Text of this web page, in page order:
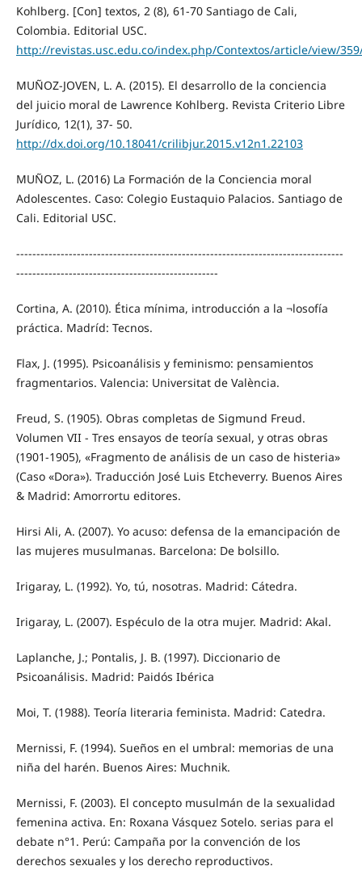
Kohlberg. [Con] textos, 2 (8), 61-70 Santiago de Cali,
Colombia. Editorial USC.
http://revistas.usc.edu.co/index.php/Contextos/article/view/
MUÑOZ-JOVEN, L. A. (2015). El desarrollo de la conciencia
del juicio moral de Lawrence Kohlberg. Revista Criterio Libre
Jurídico, 12(1), 37- 50.
http://dx.doi.org/10.18041/crilibjur.2015.v12n1.22103
MUÑOZ, L. (2016) La Formación de la Conciencia moral
Adolescentes. Caso: Colegio Eustaquio Palacios. Santiago de
Cali. Editorial USC.
---------------------------------------------------------------------------------
--------------------------------------------------
Cortina, A. (2010). Ética mínima, introducción a la ¬losofía
práctica. Madríd: Tecnos.
Flax, J. (1995). Psicoanálisis y feminismo: pensamientos
fragmentarios. Valencia: Universitat de València.
Freud, S. (1905). Obras completas de Sigmund Freud.
Volumen VII - Tres ensayos de teoría sexual, y otras obras
(1901-1905), «Fragmento de análisis de un caso de histeria»
(Caso «Dora»). Traducción José Luis Etcheverry. Buenos Aires
& Madrid: Amorrortu editores.
Hirsi Ali, A. (2007). Yo acuso: defensa de la emancipación de
las mujeres musulmanas. Barcelona: De bolsillo.
Irigaray, L. (1992). Yo, tú, nosotras. Madrid: Cátedra.
Irigaray, L. (2007). Espéculo de la otra mujer. Madrid: Akal.
Laplanche, J.; Pontalis, J. B. (1997). Diccionario de
Psicoanálisis. Madrid: Paidós Ibérica
Moi, T. (1988). Teoría literaria feminista. Madrid: Catedra.
Mernissi, F. (1994). Sueños en el umbral: memorias de una
niña del harén. Buenos Aires: Muchnik.
Mernissi, F. (2003). El concepto musulmán de la sexualidad
femenina activa. En: Roxana Vásquez Sotelo. serias para el
debate n°1. Perú: Campaña por la convención de los
derechos sexuales y los derecho reproductivos.